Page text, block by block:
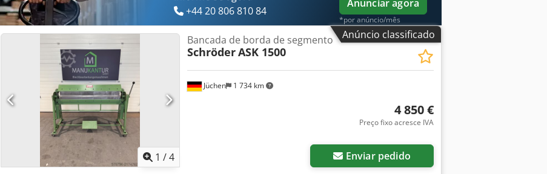
+44 20 806 810 84
Anunciar agora
*por anúncio/mês
Anúncio classificado
1 /4
Jüchen 1 734 km
Bancada de borda de segmento
SchröderASK 1500
4 850 €
Preço fixo acresce IVA
Enviar pedido